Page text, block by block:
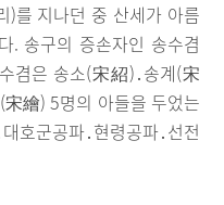
)를 지나던 중 산세가 아름
. 송구의 증손자인 송수겸
겸은 송소(宋紹)․송계(宋
繪) 5명의 아들을 두었는
호군공파․현령공파․선전